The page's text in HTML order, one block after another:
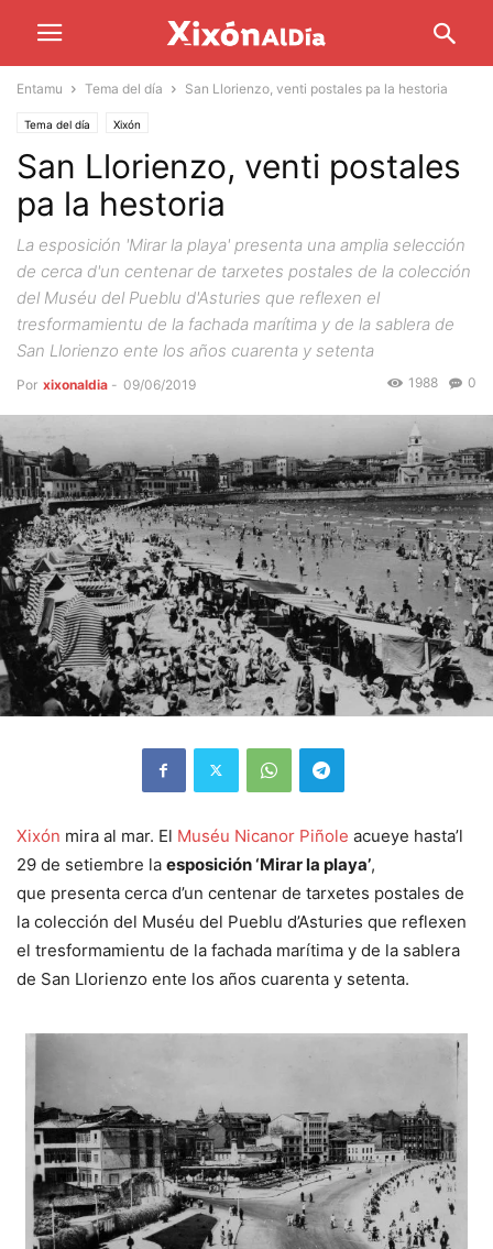
Entamu Tema del día San Llorienzo, venti postales pa la hestoria
Tema del día Xixón
San Llorienzo, venti postales
pa la hestoria
La esposición 'Mirar la playa' presenta una amplia selección
de cerca d'un centenar de tarxetes postales de la colección
del Muséu del Pueblu d'Asturies que reflexen el
tresformamientu de la fachada marítima y de la sablera de
San Llorienzo ente los años cuarenta y setenta
Por xixonaldia - 09/06/2019 0
1988
Xixón mira al mar. El Muséu Nicanor Piñole acueye hasta’l
29 de setiembre la esposición ‘Mirar la playa’,
que presenta cerca d’un centenar de tarxetes postales de
la colección del Muséu del Pueblu d’Asturies que reflexen
el tresformamientu de la fachada marítima y de la sablera
de San Llorienzo ente los años cuarenta y setenta.